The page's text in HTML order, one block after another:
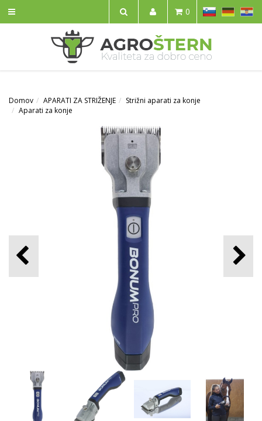
IŠČI
SL HR
0
Domov APARATI ZA STRIŽENJE
Strižni aparati za konje
Aparati za konje